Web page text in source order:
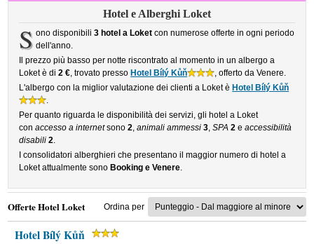
Hotel e Alberghi Loket
S ono disponibili 3 hotel a Loketcon numerose offerte in ogni periodo
dell'anno.
Il prezzo più basso per notte riscontrato al momento in un albergo a
Loket è di2 €, trovato presso Hotel Bílý Kůň
, offerto da Venere.
L'albergo con la miglior valutazione dei clienti a Loket è Hotel Bílý Kůň
.
Per quanto riguarda le disponibilità dei servizi, gli hotel a Loket
conaccesso a internetsono2,animali ammessi 3,SPA 2 eaccessibilità
disabili 2.
I consolidatori alberghieri che presentano il maggior numero di hotel a
Loket attualmente sono Booking e Venere.
Offerte Hotel Loket Ordina per
Hotel Bílý Kůň